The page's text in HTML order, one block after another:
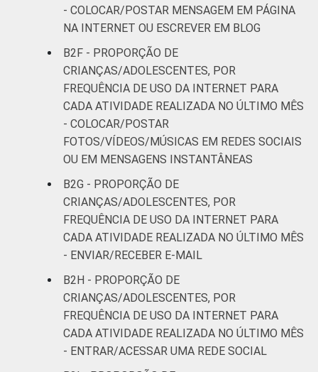
- COLOCAR/POSTAR MENSAGEM EM PÁGINA
NA INTERNET OU ESCREVER EM BLOG
B2F - PROPORÇÃO DE
CRIANÇAS/ADOLESCENTES, POR
FREQUÊNCIA DE USO DA INTERNET PARA
CADA ATIVIDADE REALIZADA NO ÚLTIMO MÊS
- COLOCAR/POSTAR
FOTOS/VÍDEOS/MÚSICAS EM REDES SOCIAIS
OU EM MENSAGENS INSTANTÂNEAS
B2G - PROPORÇÃO DE
CRIANÇAS/ADOLESCENTES, POR
FREQUÊNCIA DE USO DA INTERNET PARA
CADA ATIVIDADE REALIZADA NO ÚLTIMO MÊS
- ENVIAR/RECEBER E-MAIL
B2H - PROPORÇÃO DE
CRIANÇAS/ADOLESCENTES, POR
FREQUÊNCIA DE USO DA INTERNET PARA
CADA ATIVIDADE REALIZADA NO ÚLTIMO MÊS
- ENTRAR/ACESSAR UMA REDE SOCIAL